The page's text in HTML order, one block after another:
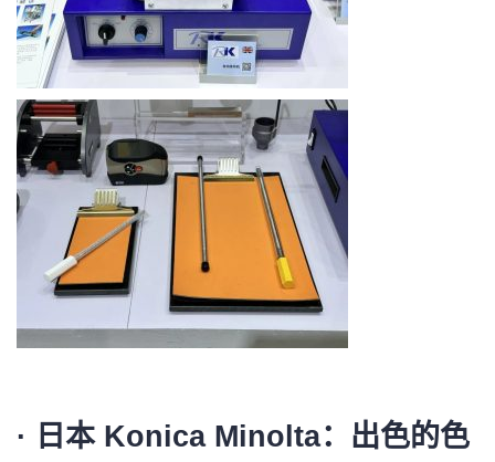
· 日本 Konica Minolta：出色的色